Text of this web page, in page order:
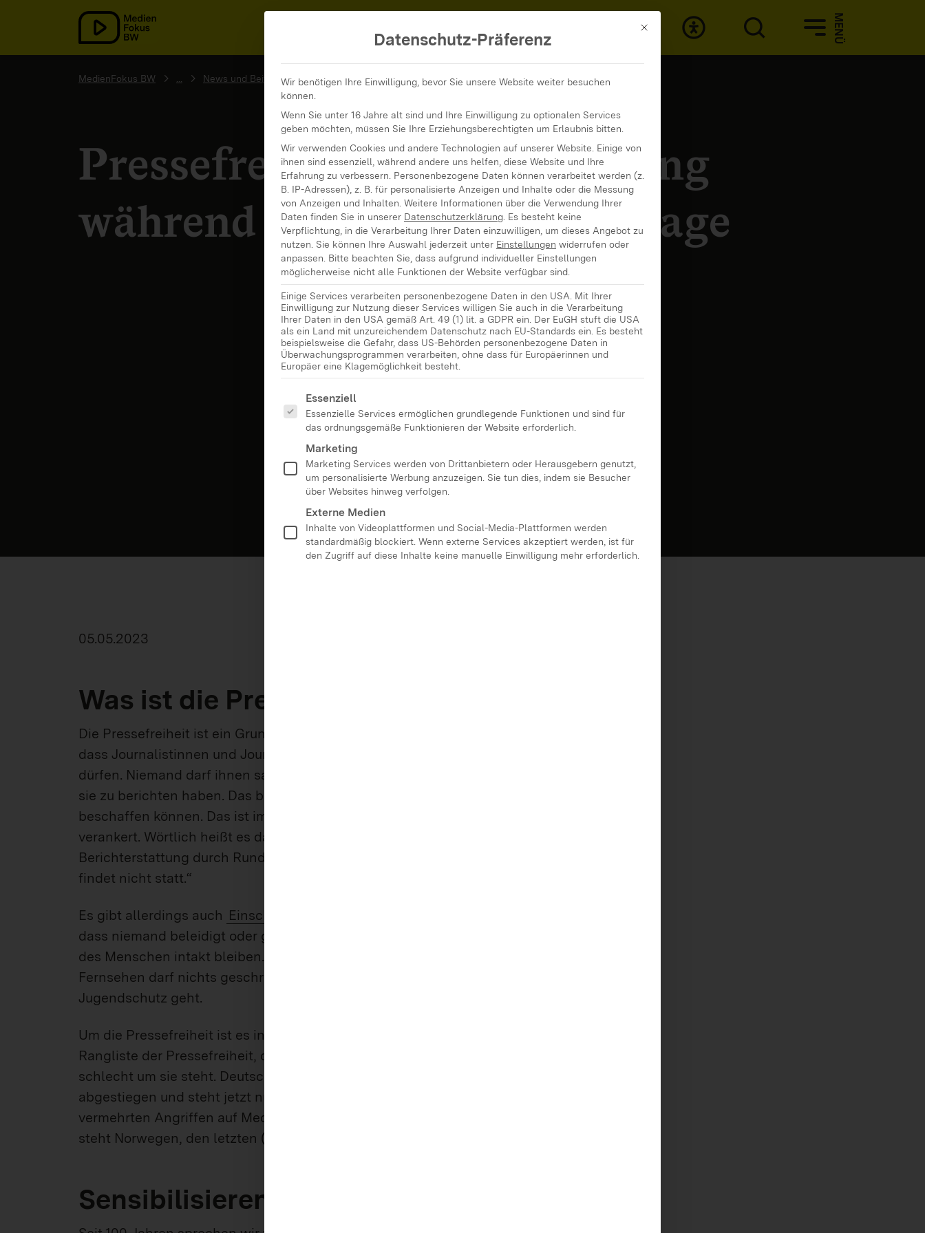
MedienFokus BW MENÜ
MedienFokus BW News und Beiträge Pressefreiheit: Sensibilisierung während der Schülermedientage
Pressefreiheit: Sensibilisierung
während der Schülermedientage
05.05.2023
Was ist die Pressefreiheit?
Die Pressefreiheit ist ein Grundrecht in unserer Demokratie. Sie stellt sicher,
dass Journalistinnen und Journalisten ihre Meinung sagen und schreiben
dürfen. Niemand darf ihnen sagen, was oder wie sie zu schreiben oder worüber
sie zu berichten haben. Das bedeutet auch, dass sie sich überall Informationen
beschaffen können. Das ist im Artikel 5 des deutschen Grundgesetzes fest
verankert. Wörtlich heißt es da: „Die Pressefreiheit und die Freiheit der
Berichterstattung durch Rundfunk und Film werden gewährleistet. Eine Zensur
findet nicht statt.“
Es gibt allerdings auch Einschränkungen der Pressefreiheit
dass niemand beleidigt oder geschädigt werden darf, zudem muss die Würde
des Menschen intakt bleiben. Auch ganz wichtig: In Zeitungen oder im
Fernsehen darf nichts geschrieben oder gezeigt werden, was gegen den
Jugendschutz geht.
Um die Pressefreiheit ist es in jedem Land anders bestellt. Dafür gibt es eine
Rangliste der Pressefreiheit, die jedes Jahr erfasst, wo es besonders gut oder
schlecht um sie steht. Deutschland ist 2023 zum dritten Mal in Folge
abgestiegen und steht jetzt nur noch auf Platz 21. Das hat u.a. mit den
vermehrten Angriffen auf Medienschaffende zu tun. Ganz oben in der Tabelle
steht Norwegen, den letzten (und 180.) Platz belegt Nordkorea.
Sensibilisieren für die Pressefreiheit
Mit diesem Button wird der Dialog geschlossen. Seine
Datenschutz-Präferenz
Wir benötigen Ihre Einwilligung, bevor Sie unsere Website weiter besuchen
können.
Wenn Sie unter 16 Jahre alt sind und Ihre Einwilligung zu optionalen Services
geben möchten, müssen Sie Ihre Erziehungsberechtigten um Erlaubnis bitten.
Wir verwenden Cookies und andere Technologien auf unserer Website. Einige von
ihnen sind essenziell, während andere uns helfen, diese Website und Ihre
Erfahrung zu verbessern. Personenbezogene Daten können verarbeitet werden (z.
B. IP-Adressen), z. B. für personalisierte Anzeigen und Inhalte oder die Messung
von Anzeigen und Inhalten. Weitere Informationen über die Verwendung Ihrer
Daten finden Sie in unserer Datenschutzerklärung Es besteht keine
Verpflichtung, in die Verarbeitung Ihrer Daten einzuwilligen, um dieses Angebot zu
nutzen. Sie können Ihre Auswahl jederzeit unter Einstellungen widerrufen oder
anpassen. Bitte beachten Sie, dass aufgrund individueller Einstellungen
möglicherweise nicht alle Funktionen der Website verfügbar sind.
Einige Services verarbeiten personenbezogene Daten in den USA. Mit Ihrer
Einwilligung zur Nutzung dieser Services willigen Sie auch in die Verarbeitung
Ihrer Daten in den USA gemäß Art. 49 (1) lit. a GDPR ein. Der EuGH stuft die USA
als ein Land mit unzureichendem Datenschutz nach EU-Standards ein. Es besteht
beispielsweise die Gefahr, dass US-Behörden personenbezogene Daten in
Überwachungsprogrammen verarbeiten, ohne dass für Europäerinnen und
Europäer eine Klagemöglichkeit besteht.
Es folgt eine Liste der Service-Gruppen, für die eine Einwilligung erteilt werden kann. Die erste Service-Gruppe ist essenziell
Essenziell
Essenzielle Services ermöglichen grundlegende Funktionen und sind für
das ordnungsgemäße Funktionieren der Website erforderlich.
Marketing
Marketing Services werden von Drittanbietern oder Herausgebern genutzt,
um personalisierte Werbung anzuzeigen. Sie tun dies, indem sie Besucher
über Websites hinweg verfolgen.
Externe Medien
Inhalte von Videoplattformen und Social-Media-Plattformen werden
standardmäßig blockiert. Wenn externe Services akzeptiert werden, ist für
den Zugriff auf diese Inhalte keine manuelle Einwilligung mehr erforderlich.